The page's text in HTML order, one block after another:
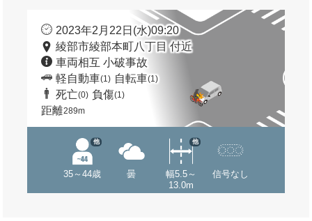
2023年2月22日(水)09:20
綾部市綾部本町八丁目 付近
車両相互 小破事故
軽自動車(1) 自転車(1)
死亡(0) 負傷(1)
距離289m
35～44歳
他
曇
幅5.5～
13.0m
他
信号なし